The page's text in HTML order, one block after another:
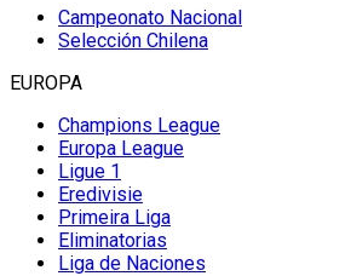
Campeonato Nacional
Selección Chilena
EUROPA
Champions League
Europa League
Ligue 1
Eredivisie
Primeira Liga
Eliminatorias
Liga de Naciones